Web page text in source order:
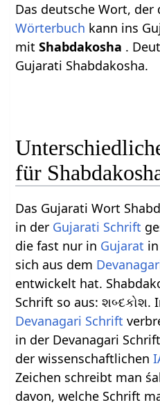
Das deutsche Wort, der
Wörterbuch kann ins
mitShabdakosha .
Gujarati Shabdakosha.
für
Das Gujarati Wort
in der Gujarati Schrift
die fast nur in Gujarat
sich aus dem
entwickelt hat.
Schrift so aus: શબ્દકોશ.
Devanagari Schrift
in der Devanagari
der wissenschaftlichen
Zeichen schreibt man
davon, welche Schrift